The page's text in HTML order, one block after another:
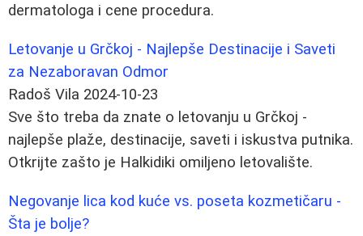
dermatologa i cene procedura.
Letovanje u Grčkoj - Najlepše Destinacije i Saveti
za Nezaboravan Odmor
Radoš Vila 2024-10-23
Sve što treba da znate o letovanju u Grčkoj -
najlepše plaže, destinacije, saveti i iskustva putnika.
Otkrijte zašto je Halkidiki omiljeno letovalište.
Negovanje lica kod kuće vs. poseta kozmetičaru -
Šta je bolje?